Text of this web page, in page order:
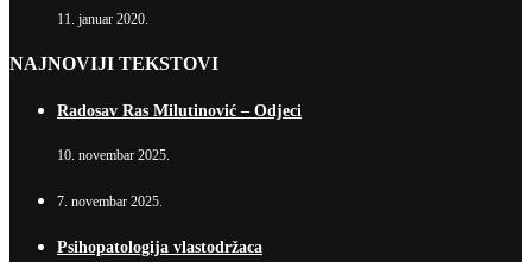
11. januar 2020.
NAJNOVIJI TEKSTOVI
Radosav Ras Milutinović – Odjeci
10. novembar 2025.
7. novembar 2025.
Psihopatologija vlastodržaca